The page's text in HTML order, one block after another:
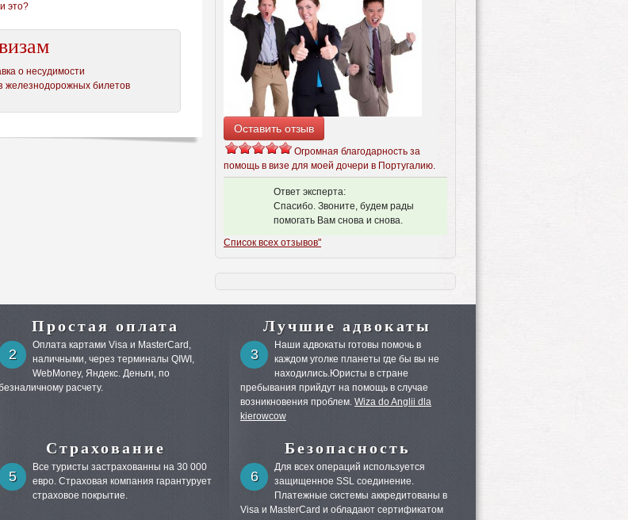
это?
о несудимости
железнодорожных билетов
Оставить отзыв
Огромная благодарность за
помощь в визе для моей дочери в Португалию.
Ответ эксперта:
Спасибо. Звоните, будем рады
помогать Вам снова и снова.
Список всех отзывов"
Простая оплата
2
Оплата картами Visa и MasterCard,
наличными, через терминалы QIWI,
WebMoney, Яндекс. Деньги, по
расчету.
Лучшие адвокаты
3
Наши адвокаты готовы помочь в
каждом уголке планеты где бы вы не
находились.Юристы в стране
пребывания прийдут на помощь в случае
возникновения проблем. Wiza do Anglii dla
kierowcow
Страхование
5
Все туристы застрахованны на 30 000
евро. Страховая компания гарантурует
страховое покрытие.
Безопасность
6
Для всех операций используется
защищенное SSL соединение.
Платежные системы аккредитованы в
Visa и MasterCard и обладают сертификатом